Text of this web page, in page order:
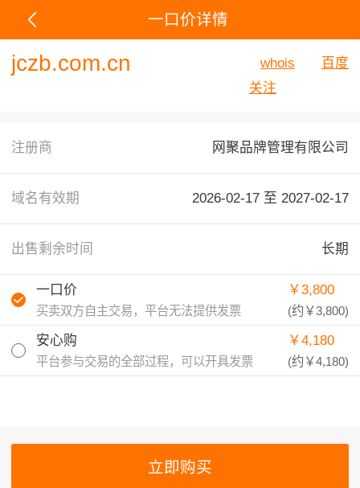
一口价详情
jczb.com.cn whois
百度
关注
注册商 网聚品牌管理有限公司
域名有效期 2026-02-17 至 2027-02-17
出售剩余时间 长期
一口价
买卖双方自主交易，平台无法提供发票
￥3,800
(约￥3,800)
安心购
平台参与交易的全部过程，可以开具发票
￥4,180
(约￥4,180)